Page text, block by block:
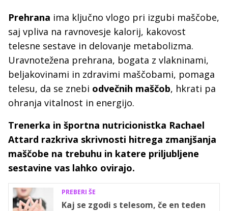
Prehrana ima ključno vlogo pri izgubi maščobe,
saj vpliva na ravnovesje kalorij, kakovost
telesne sestave in delovanje metabolizma.
Uravnotežena prehrana, bogata z vlakninami,
beljakovinami in zdravimi maščobami, pomaga
telesu, da se znebi odvečnih maščob, hkrati pa
ohranja vitalnost in energijo.
Trenerka in športna nutricionistka Rachael
Attard razkriva skrivnosti hitrega zmanjšanja
maščobe na trebuhu in katere priljubljene
sestavine vas lahko ovirajo.
PREBERI ŠE
Kaj se zgodi s telesom, če en teden